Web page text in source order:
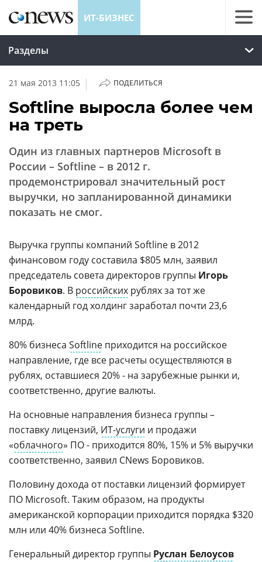
ИТ-БИЗНЕС
Разделы
21 мая 2013 11:05 | ПОДЕЛИТЬСЯ
Softline выросла более чем
на треть
Один из главных партнеров Microsoft в
России – Softline – в 2012 г.
продемонстрировал значительный рост
выручки, но запланированной динамики
показать не смог.
Выручка группы компаний Softline в 2012
финансовом году составила $805 млн, заявил
председатель совета директоров группы Игорь
Боровиков. В российских рублях за тот же
календарный год холдинг заработал почти 23,6
млрд.
80% бизнеса Softline приходится на российское
направление, где все расчеты осуществляются в
рублях, оставшиеся 20% - на зарубежные рынки и,
соответственно, другие валюты.
На основные направления бизнеса группы –
поставку лицензий, ИТ-услуги и продажи
«облачного» ПО - приходится 80%, 15% и 5% выручки
соответственно, заявил CNews Боровиков.
Половину дохода от поставки лицензий формирует
ПО Microsoft. Таким образом, на продукты
американской корпорации приходится порядка $320
млн или 40% бизнеса Softline.
Генеральный директор группы Руслан Белоусов